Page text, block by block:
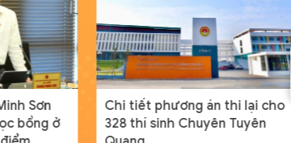
Nam sinh người Tày đỗ đầu khối
A01 tỉnh Lạng Sơn từng bỏ
loại HSG quốc gia
Học đường 20/07/2024 00:04
GD&TĐ - Dù điều kiện học tập có phần
hạn chế nhưng, Dương Đình Thanh
dân tộc Tày vẫn sở hữu điểm số ba
Sơn
bổng ở
Chi tiết phương án thi lại cho
328 thí sinh Chuyên Tuyên